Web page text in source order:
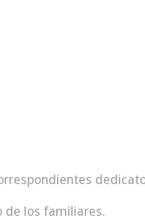
de los familiares.